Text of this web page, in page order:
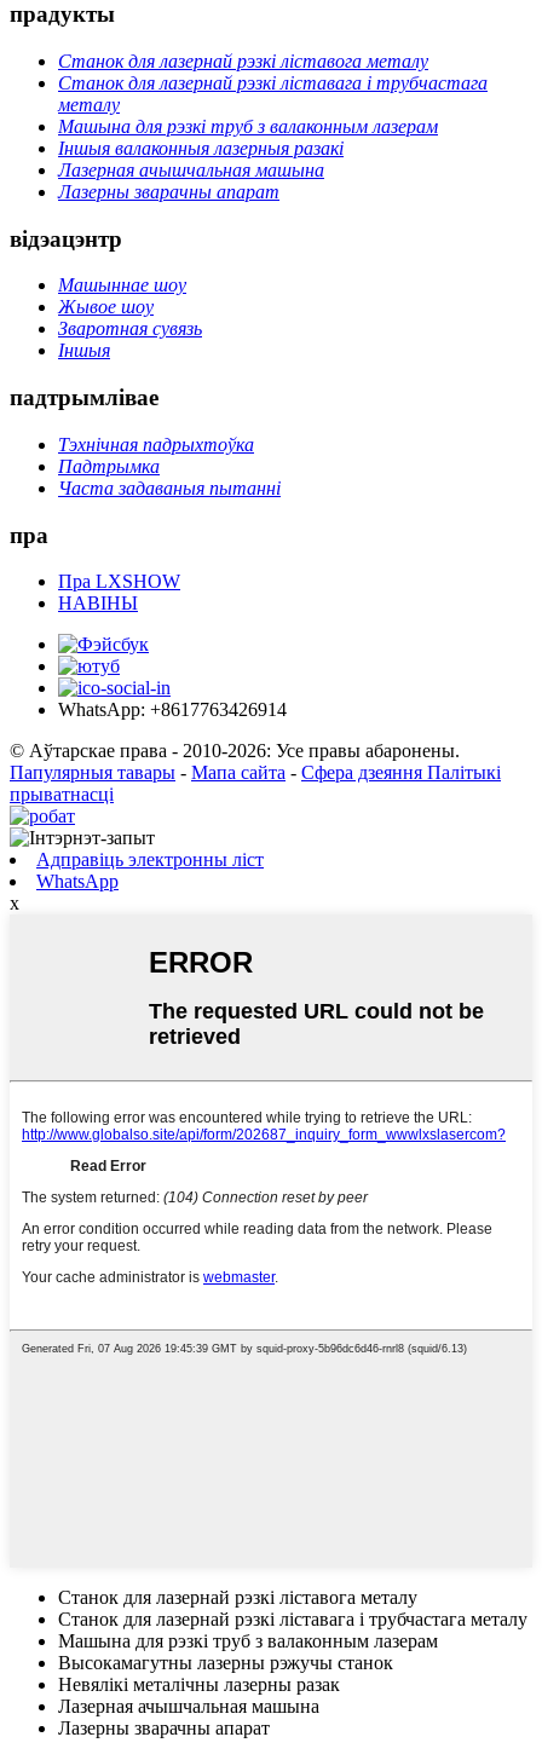
прадукты
Станок для лазернай рэзкі ліставога металу
Станок для лазернай рэзкі ліставага і трубчастага
металу
Машына для рэзкі труб з валаконным лазерам
Іншыя валаконныя лазерныя разакі
Лазерная ачышчальная машына
Лазерны зварачны апарат
відэацэнтр
Машыннае шоу
Жывое шоу
Зваротная сувязь
Іншыя
падтрымлівае
Тэхнічная падрыхтоўка
Падтрымка
Часта задаваныя пытанні
пра
Пра LXSHOW
НАВІНЫ
WhatsApp: +8617763426914
© Аўтарскае права - 2010-2026: Усе правы абаронены.
Папулярныя тавары - Мапа сайта - Сфера дзеяння Палітыкі
прыватнасці
Адправіць электронны ліст
WhatsApp
x
Станок для лазернай рэзкі ліставога металу
Станок для лазернай рэзкі ліставага і трубчастага металу
Машына для рэзкі труб з валаконным лазерам
Высокамагутны лазерны рэжучы станок
Невялікі металічны лазерны разак
Лазерная ачышчальная машына
Лазерны зварачны апарат